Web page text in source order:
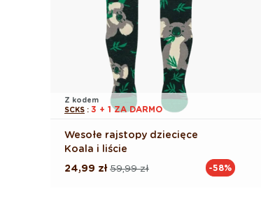
Z kodem
SCKS : 3 + 1 ZA DARMO
Wesołe rajstopy dziecięce
Koala i liście
Cena
59,99 zł
Cena
24,99 zł -58%